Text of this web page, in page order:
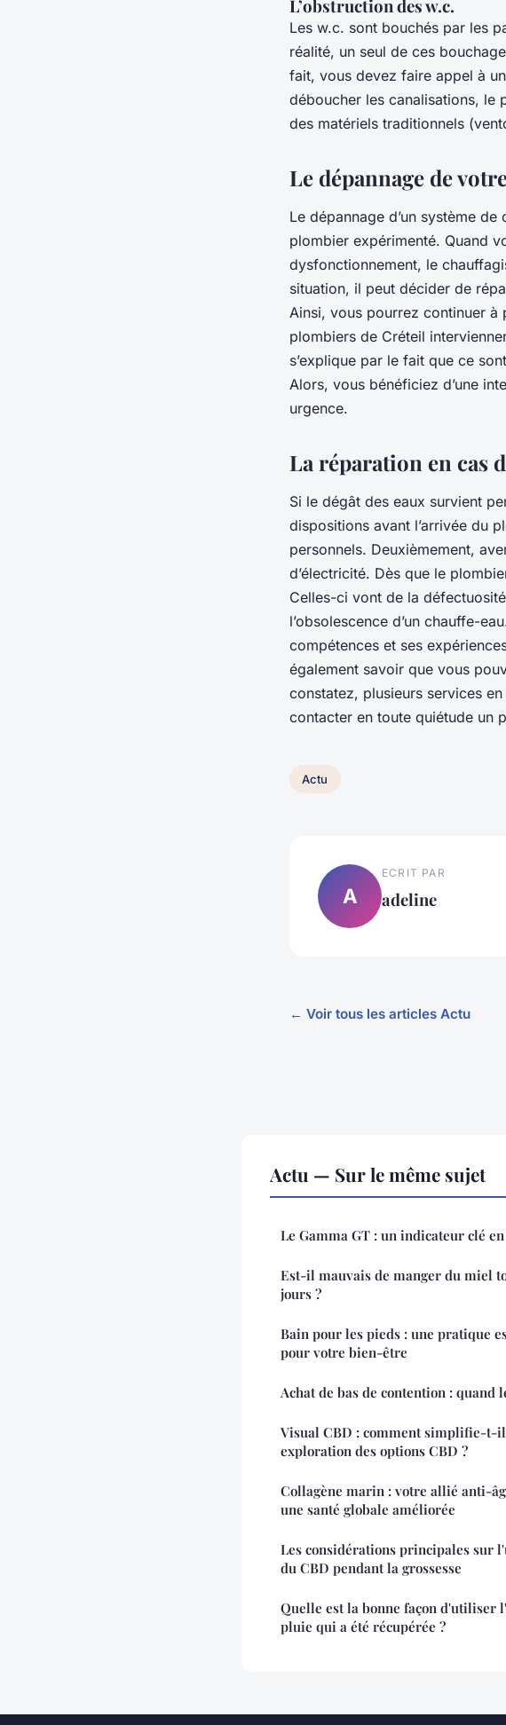
L’obstruction des w.c.
Les w.c. sont bouchés par les
réalité, un seul de ces
fait, vous devez faire appel à
déboucher les canalisations, le
des matériels traditionnels
Le dépannage de
Le dépannage d’un système
plombier expérimenté. Quand
dysfonctionnement, le
situation, il peut décider de
Ainsi, vous pourrez continuer
plombiers de Créteil
s’explique par le fait que ce
Alors, vous bénéficiez d’une
urgence.
La réparation en cas
Si le dégât des eaux survient
dispositions avant l’arrivée du
personnels. Deuxièmement,
d’électricité. Dès que le
Celles-ci vont de la
l’obsolescence d’un chauffe-
compétences et ses
également savoir que vous
constatez, plusieurs services
contacter en toute quiétude un
Actu
A
ECRIT PAR
adeline
← Voir tous les articles Actu
Actu — Sur le même sujet
Le Gamma GT : un indicateur clé
Est-il mauvais de manger du miel
jours ?
Bain pour les pieds : une pratique
pour votre bien-être
Achat de bas de contention : quand
Visual CBD : comment simplifie-t-
exploration des options CBD ?
Collagène marin : votre allié anti-
une santé globale améliorée
Les considérations principales sur
du CBD pendant la grossesse
Quelle est la bonne façon d'utiliser
pluie qui a été récupérée ?